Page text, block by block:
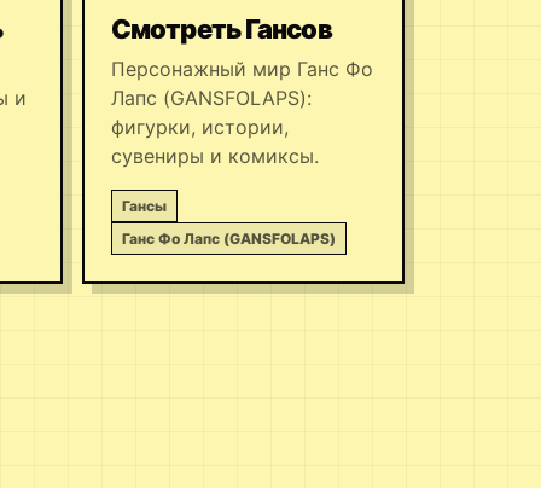
и
Смотреть Гансов
Персонажный мир Ганс Фо
Лапс (GANSFOLAPS):
фигурки, истории,
сувениры и комиксы.
Гансы
Ганс Фо Лапс (GANSFOLAPS)